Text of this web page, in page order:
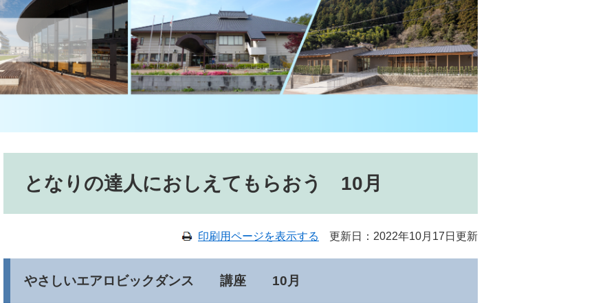
となりの達人におしえてもらおう 10月
印刷用ページを表示する 更新日：2022年10月17日更新
やさしいエアロビックダンス 講座 10月